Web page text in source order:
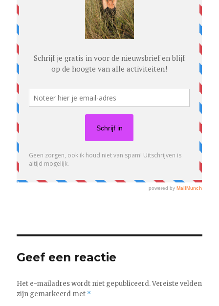
Geef een reactie
Het e-mailadres wordt niet gepubliceerd. Vereiste velden
zijn gemarkeerd met *